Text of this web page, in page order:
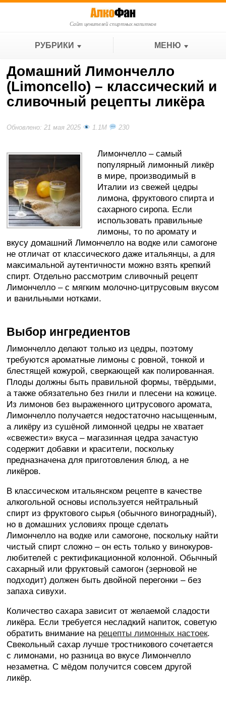
Сайт ценителей спиртных напитков
РУБРИКИ МЕНЮ
Домашний Лимончелло
(Limoncello) – классический и
сливочный рецепты ликёра
Обновлено: 21 мая 2025 1.1M 230
Лимончелло – самый
популярный лимонный ликёр
в мире, производимый в
Италии из свежей цедры
лимона, фруктового спирта и
сахарного сиропа. Если
использовать правильные
лимоны, то по аромату и
вкусу домашний Лимончелло на водке или самогоне
не отличат от классического даже итальянцы, а для
максимальной аутентичности можно взять крепкий
спирт. Отдельно рассмотрим сливочный рецепт
Лимончелло – с мягким молочно-цитрусовым вкусом
и ванильными нотками.
Выбор ингредиентов
Лимончелло делают только из цедры, поэтому
требуются ароматные лимоны с ровной, тонкой и
блестящей кожурой, сверкающей как полированная.
Плоды должны быть правильной формы, твёрдыми,
а также обязательно без гнили и плесени на кожице.
Из лимонов без выраженного цитрусового аромата,
Лимончелло получается недостаточно насыщенным,
а ликёру из сушёной лимонной цедры не хватает
«свежести» вкуса – магазинная цедра зачастую
содержит добавки и красители, поскольку
предназначена для приготовления блюд, а не
ликёров.
В классическом итальянском рецепте в качестве
алкогольной основы используется нейтральный
спирт из фруктового сырья (обычного виноградный),
но в домашних условиях проще сделать
Лимончелло на водке или самогоне, поскольку найти
чистый спирт сложно – он есть только у винокуров-
любителей с ректификационной колонной. Обычный
сахарный или фруктовый самогон (зерновой не
подходит) должен быть двойной перегонки – без
запаха сивухи.
Количество сахара зависит от желаемой сладости
ликёра. Если требуется несладкий напиток, советую
обратить внимание на рецепты лимонных настоек.
Свекольный сахар лучше тростникового сочетается
с лимонами, но разница во вкусе Лимончелло
незаметна. С мёдом получится совсем другой
ликёр.